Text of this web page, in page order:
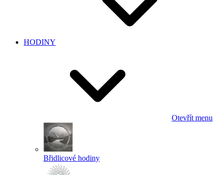
HODINY
Otevřít menu
Břidlicové hodiny